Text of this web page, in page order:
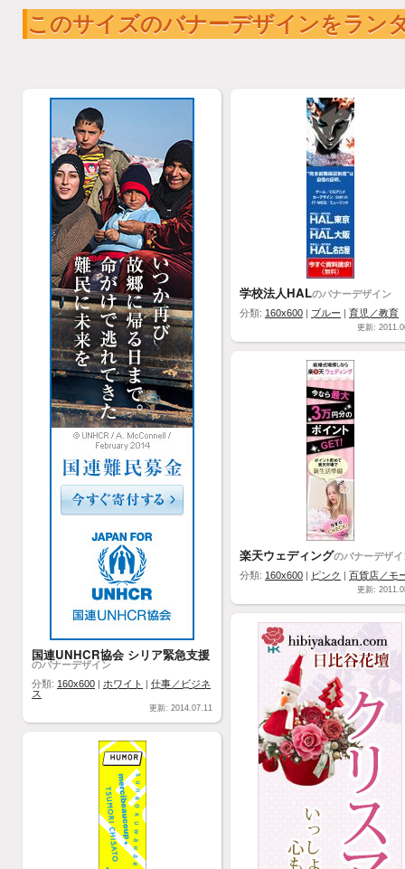
このサイズのバナーデザインをラン
国連UNHCR協会 シリア緊急支援
のバナーデザイン
分類: 160x600 | ホワイト | 仕事／ビジネ
ス
更新: 2014.07.11
学校法人HALのバナーデザイン
分類: 160x600 | ブルー | 育児／教育
更新:
楽天ウェディングのバナーデザ
分類: 160x600 | ピンク | 百貨店／モ
更新: